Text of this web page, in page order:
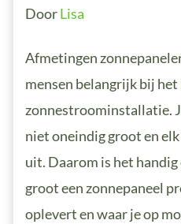
DoorLisa
Afmetingen
mensen belangrijk bij het
zonnestroominstallatie.
niet oneindig groot en
uit. Daarom is het
groot een zonnepaneel
oplevert en waar je op